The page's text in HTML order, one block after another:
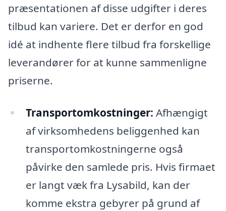
præsentationen af disse udgifter i deres
tilbud kan variere. Det er derfor en god
idé at indhente flere tilbud fra forskellige
leverandører for at kunne sammenligne
priserne.
Transportomkostninger: Afhængigt
af virksomhedens beliggenhed kan
transportomkostningerne også
påvirke den samlede pris. Hvis firmaet
er langt væk fra Lysabild, kan der
komme ekstra gebyrer på grund af